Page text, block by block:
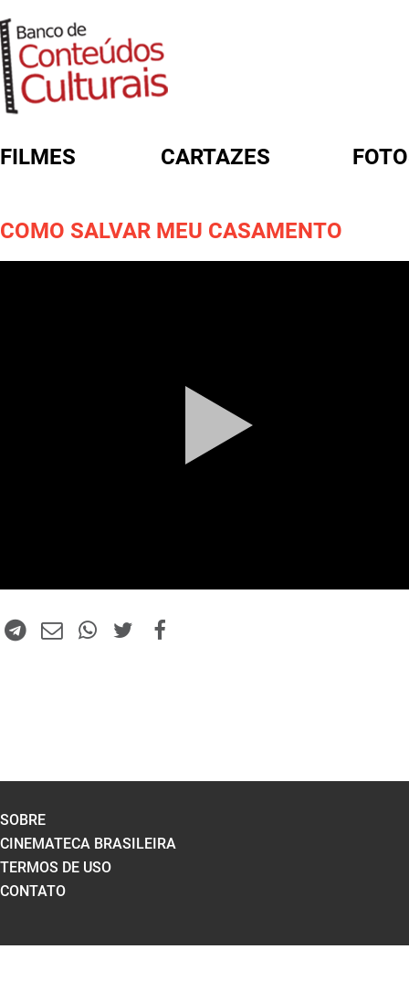
FILMES CARTAZES
COMO SALVAR MEU CASAMENTO
SOBRE
CINEMATECA BRASILEIRA
TERMOS DE USO
CONTATO